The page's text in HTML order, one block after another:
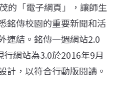
的「電子網頁」，讓師生
銘傳校園的重要新聞和活
連結。銘傳一週網站2.0
網站為3.0於2016年9月
計，以符合行動版閱讀。